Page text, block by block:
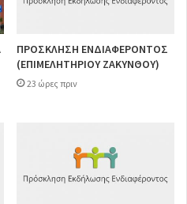
ΠΡΟΣΚΛΗΣΗ ΕΝΔΙΑΦΕΡΟΝΤΟΣ
(ΕΠΙΜΕΛΗΤΗΡΙΟΥ ΖΑΚΥΝΘΟΥ)
23 ώρες πριν